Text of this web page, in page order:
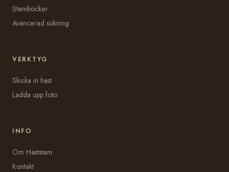
Stamböcker
Avancerad sökning
VERKTYG
Skicka in häst
Ladda upp foto
INFO
Om Häststam
Kontakt